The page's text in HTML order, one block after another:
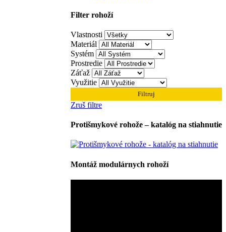
Filter rohoží
Vlastnosti
Materiál
Systém
Prostredie
Záťaž
Využitie
Filtruj
Zruš filtre
Protišmykové rohože – katalóg na stiahnutie
Montáž modulárnych rohoží